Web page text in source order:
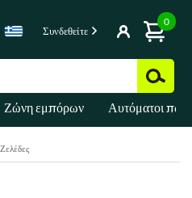
Συνδεθείτε
0
Ζώνη εμπόρων Αυτόματοι
Ζελέδες